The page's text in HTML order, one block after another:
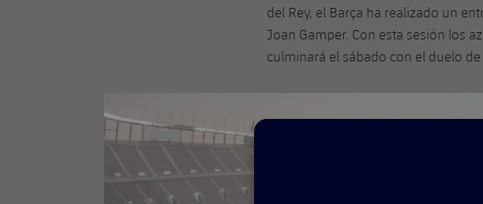
del Rey, el Barça ha realizado un
Joan Gamper. Con esta sesión los
culminará el sábado con el duelo